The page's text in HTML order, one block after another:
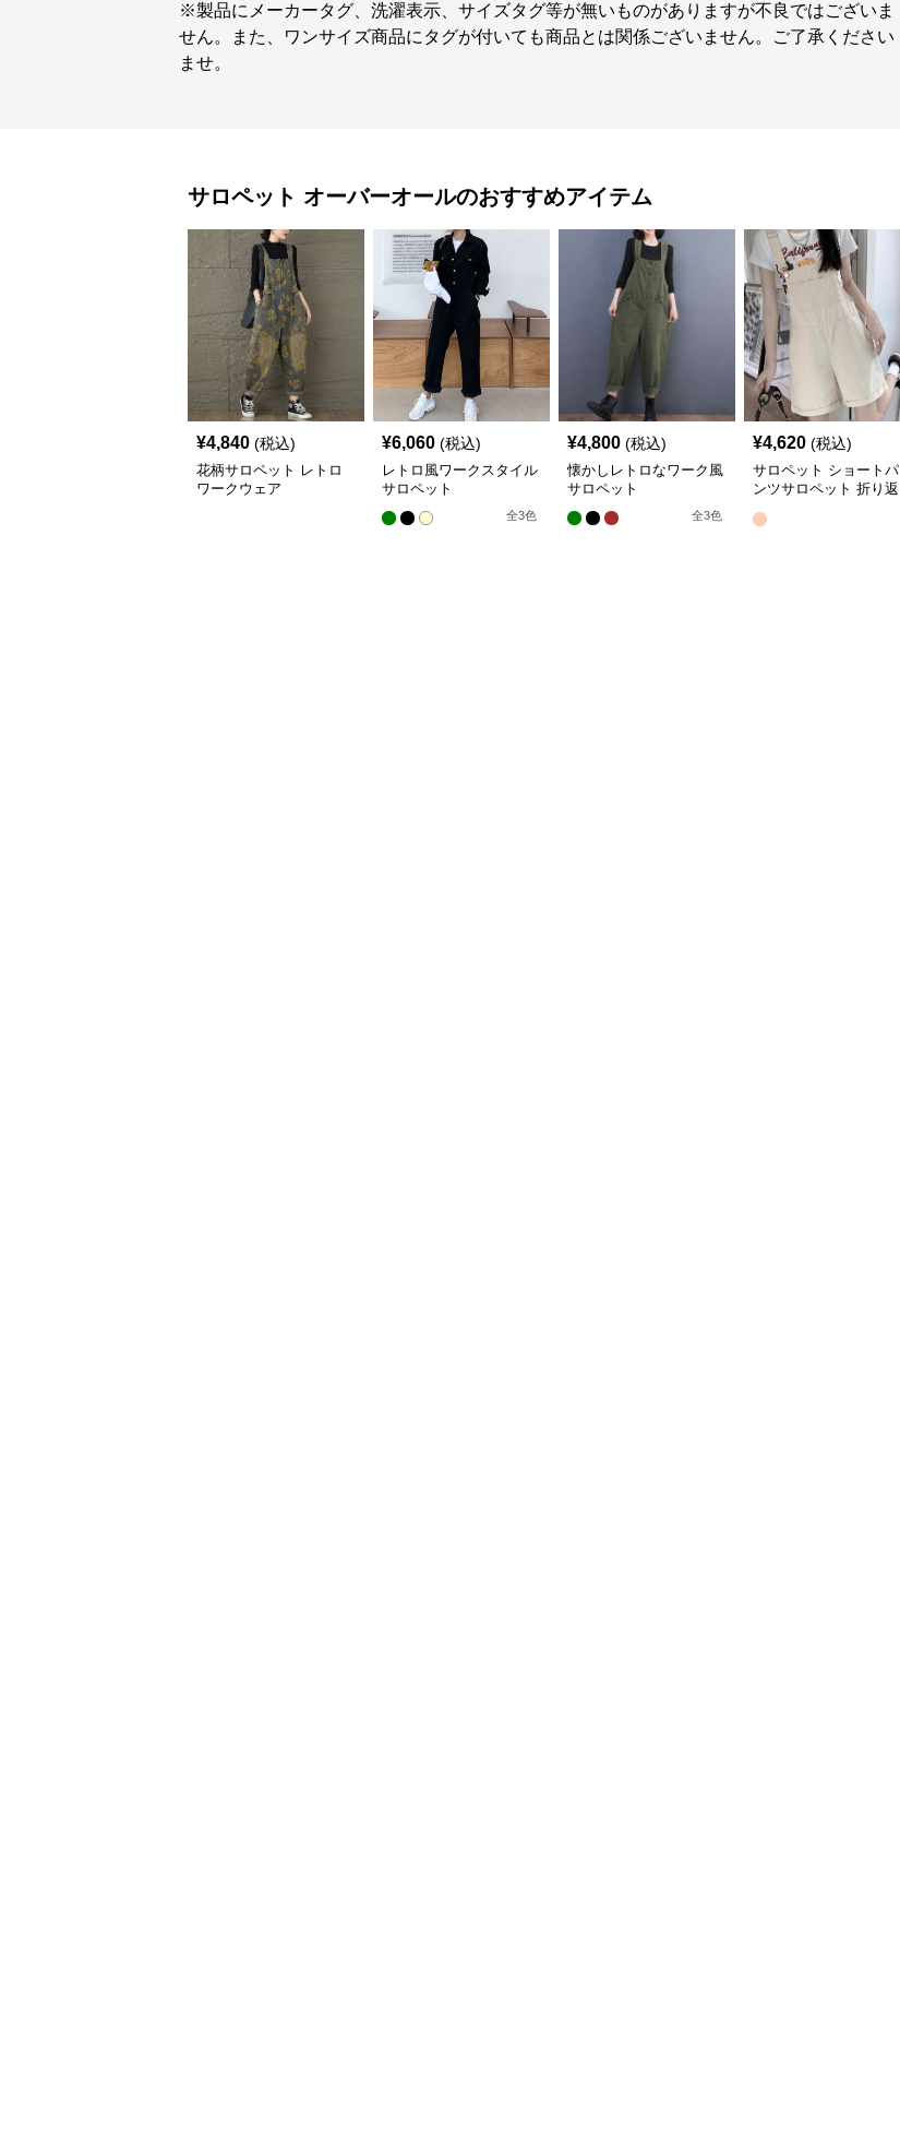
※製品にメーカータグ、洗濯表示、サイズタグ等が無いものがありますが不良ではございま
せん。また、ワンサイズ商品にタグが付いても商品とは関係ございません。ご了承ください
ませ。
サロペット オーバーオールのおすすめアイテム
¥4,840 (税込)
花柄サロペット レトロ
ワークウェア
¥6,060 (税込)
レトロ風ワークスタイル
サロペット
全3色
¥4,800 (税込)
懐かしレトロなワーク風
サロペット
全3色
¥4,620 (税込)
サロペット ショートパ
ンツサロペット 折り返